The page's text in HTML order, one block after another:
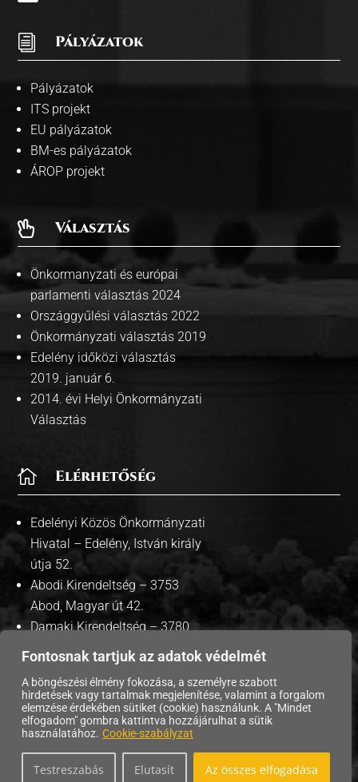
Fontosnak tartjuk az adatok védelmét
A böngészési élmény fokozása, a személyre szabott
hirdetések vagy tartalmak megjelenítése, valamint a forgalom
elemzése érdekében sütiket (cookie) használunk. A "Mindet
elfogadom" gombra kattintva hozzájárulhat a sütik
használatához. Cookie-szabályzat
Testreszabás Elutasít Az összes elfogadása
i Pályázatok
Pályázatok
ITS projekt
EU pályázatok
BM-es pályázatok
ÁROP projekt
 Választás
Önkormanyzati és európai
parlamenti választás 2024
Országgyűlési választás 2022
Önkormányzati választás 2019
Edelény időközi választás
2019. január 6.
2014. évi Helyi Önkormányzati
Választás
 Elérhetőség
Edelényi Közös Önkormányzati
Hivatal – Edelény, István király
útja 52.
Abodi Kirendeltség – 3753
Abod, Magyar út 42.
Damaki Kirendeltség – 3780
Damak, Szabadság út 35.
Copyright © 2026 Edelény Város Önkormányzata. |
Adatvédelmi tájékoztató